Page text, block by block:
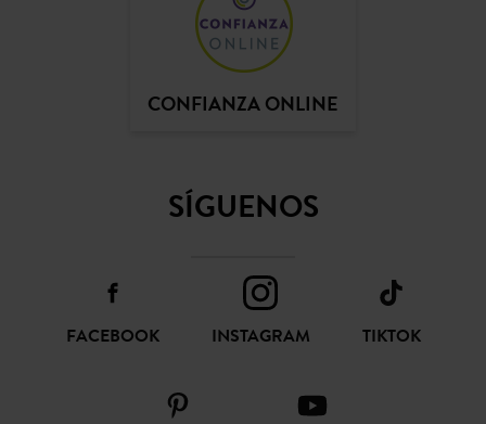
CONFIANZA ONLINE
SÍGUENOS
FACEBOOK INSTAGRAM TIKTOK